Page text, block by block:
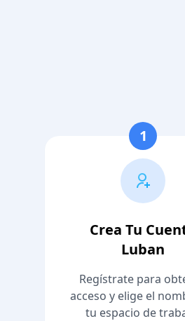
1
Crea Tu
Luban
Regístrate para
acceso y elige el
tu espacio de